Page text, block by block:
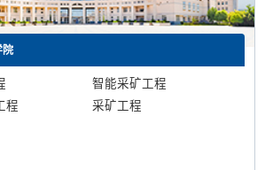
院
智能采矿工程
程
采矿工程